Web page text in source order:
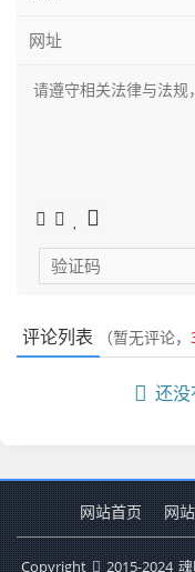
评论列表 （暂无评论，
还没
网站首页 网
Copyright 2015-2024